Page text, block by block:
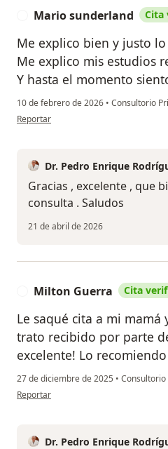
Mario sunderland Cita
Me explico bien y justo
Me explico mis estudios
Y hasta el momento
10 de febrero de 2026 • Consultorio
en opinión del usuario Mario sunderland
Reportar
Dr. Pedro Enrique
Gracias , excelente , que
consulta . Saludos
21 de abril de 2026
Milton Guerra Cita
Le saqué cita a mi mamá
trato recibido por parte
excelente! Lo
27 de diciembre de 2025 • Consultorio
en opinión del usuario Milton Guerra
Reportar
Dr. Pedro Enrique